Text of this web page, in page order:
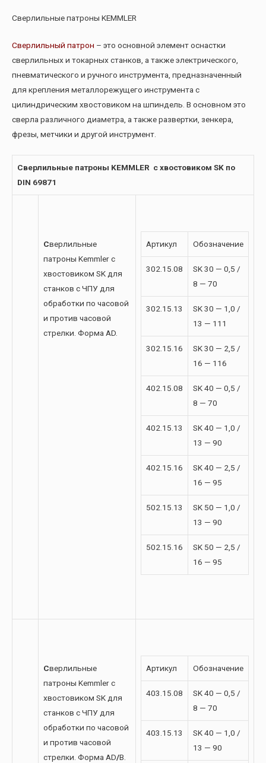
Сверлильные патроны KEMMLER
Сверлильный патрон – это основной элемент оснастки
сверлильных и токарных станков, а также электрического,
пневматического и ручного инструмента, предназначенный
для крепления металлорежущего инструмента с
цилиндрическим хвостовиком на шпиндель. В основном это
сверла различного диаметра, а также развертки, зенкера,
фрезы, метчики и другой инструмент.
Сверлильные патроны KEMMLER с хвостовиком SK по
DIN 69871
Сверлильные
патроны Kemmler с
хвостовиком SK для
станков с ЧПУ для
обработки по часовой
и против часовой
стрелки. Форма AD.
Артикул Обозначение
302.15.08
SK 30 — 0,5 /
8 — 70
302.15.13
SK 30 — 1,0 /
13 — 111
302.15.16
SK 30 — 2,5 /
16 — 116
402.15.08
SK 40 — 0,5 /
8 — 70
402.15.13
SK 40 — 1,0 /
13 — 90
402.15.16
SK 40 — 2,5 /
16 — 95
502.15.13
SK 50 — 1,0 /
13 — 90
502.15.16
SK 50 — 2,5 /
16 — 95
Сверлильные
патроны Kemmler с
хвостовиком SK для
станков с ЧПУ для
обработки по часовой
и против часовой
стрелки. Форма AD/B.
Артикул Обозначение
403.15.08
SK 40 — 0,5 /
8 — 70
403.15.13
SK 40 — 1,0 /
13 — 90